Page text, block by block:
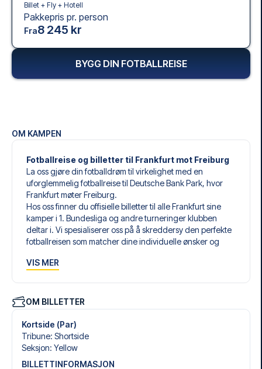
OM KAMPEN
Fotballreise og billetter til Frankfurt mot Freiburg
La oss gjøre din fotballdrøm til virkelighet med en
uforglemmelig fotballreise til Deutsche Bank Park, hvor
Frankfurt møter Freiburg.
Hos oss finner du offisielle billetter til alle Frankfurt sine
kamper i 1. Bundesliga og andre turneringer klubben
deltar i. Vi spesialiserer oss på å skreddersy den perfekte
fotballreisen som matcher dine individuelle ønsker og
Våre skreddersydde fotballreiser til Frankfurt er laget for å
Velg blant et bredt utvalg av fotballbilletter, nøye utvalgte
hoteller for enhver smak og budsjett, samt fleksible fly som
passer deg best.
Når du velger billettype, kan du se hvilken seksjon du skal
sitte i, og hva billetten inkluderer – spesielt hvis det er en
VIS MER
OM BILLETTER
Kortside (Par)
Tribune: Shortside
Seksjon: Yellow
BILLETTINFORMASJON
Billet + Fly + Hotell
Pakkepris pr. person
Fra8 245 kr
BYGG DIN FOTBALLREISE